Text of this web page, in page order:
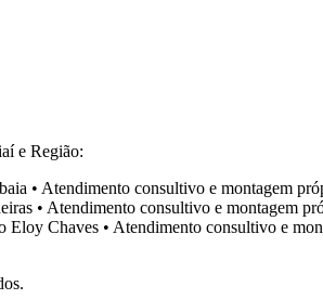
e Região:
• Atendimento consultivo e montagem
• Atendimento consultivo e montagem
Eloy Chaves • Atendimento consultivo e